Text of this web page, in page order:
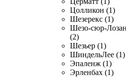
Цолликон (1)
Шезерекс (1)
Шезо-сюр-
(2)
Шезьер (1)
ШиндельЛее (1)
Эпаленж (1)
Эрленбах (1)